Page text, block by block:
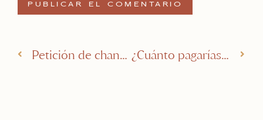
Petición de change.org para Permisos Por Duelo Gestacional ¿Cuánto pagarías por tener una bola de cristal y saber cuándo vas a ser madre?